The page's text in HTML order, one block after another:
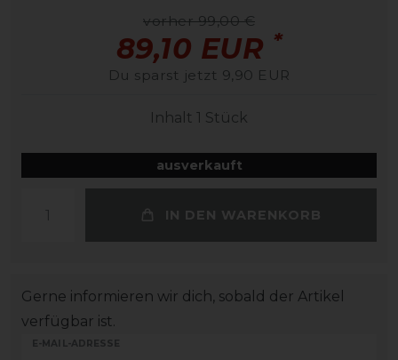
vorher 99,00 €
89,10 EUR *
Du sparst jetzt 9,90 EUR
Inhalt 1 Stück
ausverkauft
IN DEN WARENKORB
Gerne informieren wir dich, sobald der Artikel
verfügbar ist.
E-MAIL-ADRESSE